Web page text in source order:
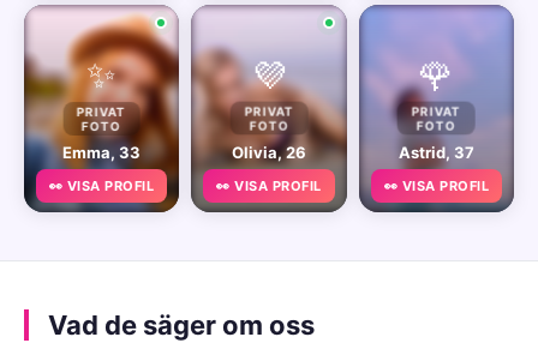
✨
PRIVAT
FOTO
Emma, 33
👀 VISA PROFIL
💜
PRIVAT
FOTO
Olivia, 26
👀 VISA PROFIL
🌹
PRIVAT
FOTO
Astrid, 37
👀 VISA PROFIL
Vad de säger om oss